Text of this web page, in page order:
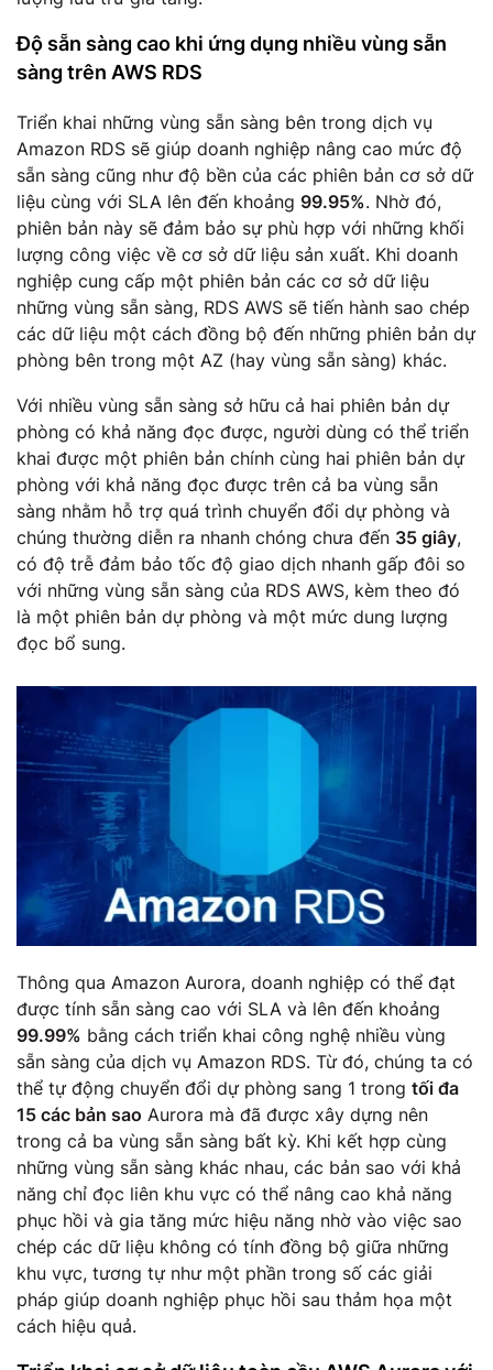
Độ sẵn sàng cao khi ứng dụng nhiều vùng sẵn
sàng trên AWS RDS
Triển khai những vùng sẵn sàng bên trong dịch vụ
Amazon RDS sẽ giúp doanh nghiệp nâng cao mức độ
sẵn sàng cũng như độ bền của các phiên bản cơ sở dữ
liệu cùng với SLA lên đến khoảng 99.95%. Nhờ đó,
phiên bản này sẽ đảm bảo sự phù hợp với những khối
lượng công việc về cơ sở dữ liệu sản xuất. Khi doanh
nghiệp cung cấp một phiên bản các cơ sở dữ liệu
những vùng sẵn sàng, RDS AWS sẽ tiến hành sao chép
các dữ liệu một cách đồng bộ đến những phiên bản dự
phòng bên trong một AZ (hay vùng sẵn sàng) khác.
Với nhiều vùng sẵn sàng sở hữu cả hai phiên bản dự
phòng có khả năng đọc được, người dùng có thể triển
khai được một phiên bản chính cùng hai phiên bản dự
phòng với khả năng đọc được trên cả ba vùng sẵn
sàng nhằm hỗ trợ quá trình chuyển đổi dự phòng và
chúng thường diễn ra nhanh chóng chưa đến 35 giây,
có độ trễ đảm bảo tốc độ giao dịch nhanh gấp đôi so
với những vùng sẵn sàng của RDS AWS, kèm theo đó
là một phiên bản dự phòng và một mức dung lượng
đọc bổ sung.
Thông qua Amazon Aurora, doanh nghiệp có thể đạt
được tính sẵn sàng cao với SLA và lên đến khoảng
99.99% bằng cách triển khai công nghệ nhiều vùng
sẵn sàng của dịch vụ Amazon RDS. Từ đó, chúng ta có
thể tự động chuyển đổi dự phòng sang 1 trong tối đa
15 các bản sao Aurora mà đã được xây dựng nên
trong cả ba vùng sẵn sàng bất kỳ. Khi kết hợp cùng
những vùng sẵn sàng khác nhau, các bản sao với khả
năng chỉ đọc liên khu vực có thể nâng cao khả năng
phục hồi và gia tăng mức hiệu năng nhờ vào việc sao
chép các dữ liệu không có tính đồng bộ giữa những
khu vực, tương tự như một phần trong số các giải
pháp giúp doanh nghiệp phục hồi sau thảm họa một
cách hiệu quả.